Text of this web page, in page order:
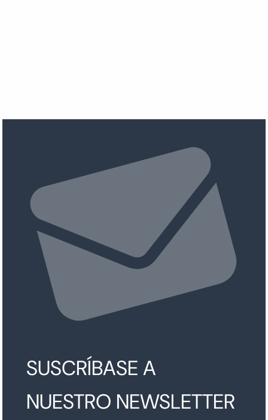
SUSCRÍBASE A
NUESTRO NEWSLETTER